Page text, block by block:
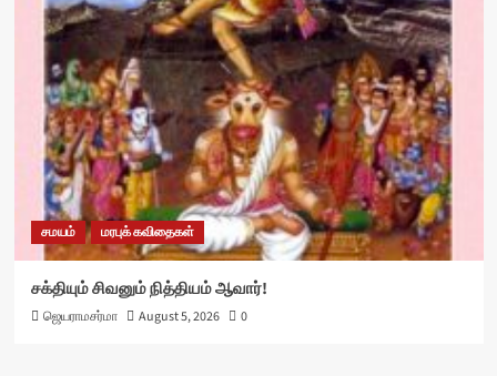
சமயம் மரபுக் கவிதைகள்
சக்தியும் சிவனும் நித்தியம் ஆவார்!
ஜெயராமசர்மா August 5, 2026 0